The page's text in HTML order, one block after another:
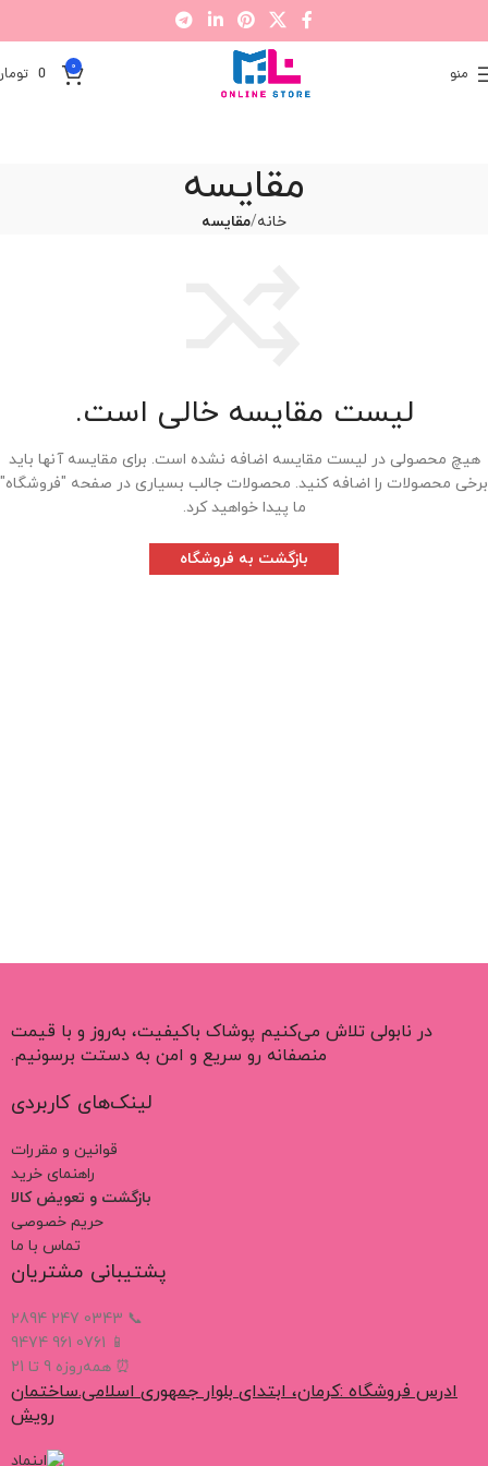
منو 0
0
مقایسه
خانه مقایسه
لیست مقایسه خالی است.
هیچ محصولی در لیست مقایسه اضافه نشده است. برای مقایسه آنها باید
برخی محصولات را اضافه کنید. محصولات جالب بسیاری در صفحه "فروشگاه"
ما پیدا خواهید کرد.
بازگشت به فروشگاه
در نابولی تلاش می‌کنیم پوشاک باکیفیت، به‌روز و با قیمت
منصفانه رو سریع و امن به دستت برسونیم.
لینک‌های کاربردی
قوانین و مقررات
راهنمای خرید
بازگشت و تعویض کالا
حریم خصوصی
تماس با ما
پشتیبانی مشتریان
📞 0343 247 2894
📱 0761 961 9474
⏰ همه‌روزه 9 تا 21
ادرس فروشگاه :کرمان، ابتدای بلوار جمهوری اسلامی.ساختمان
رویش